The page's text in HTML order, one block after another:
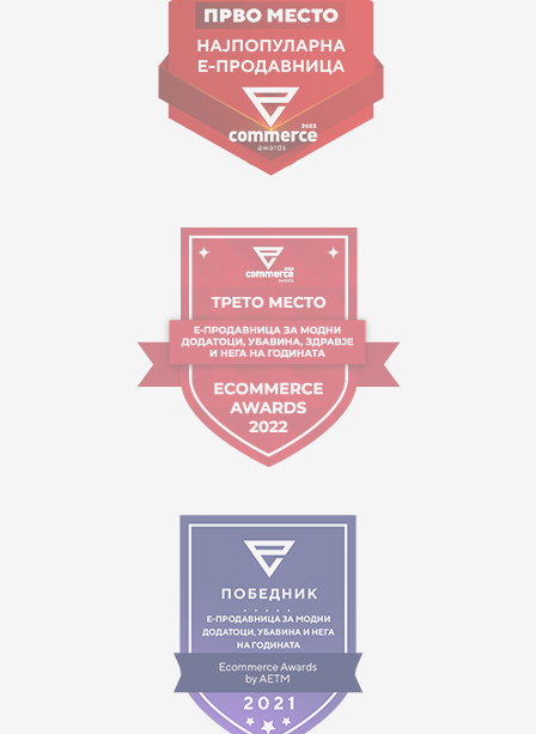
contact@mytime.mk
Работно време:
09:00 до 17:00